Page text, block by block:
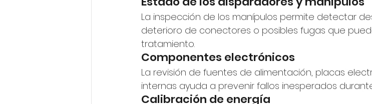
La inspección de los manípulos permite detectar
deterioro de conectores o posibles fugas que
tratamiento.
Componentes electrónicos
La revisión de fuentes de alimentación, placas
internas ayuda a prevenir fallos inesperados
Calibración de energía